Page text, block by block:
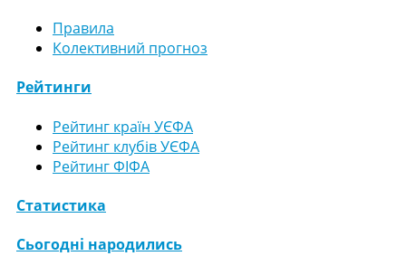
Правила
Колективний прогноз
Рейтинги
Рейтинг країн УЄФА
Рейтинг клубів УЄФА
Рейтинг ФІФА
Статистика
Сьогодні народились